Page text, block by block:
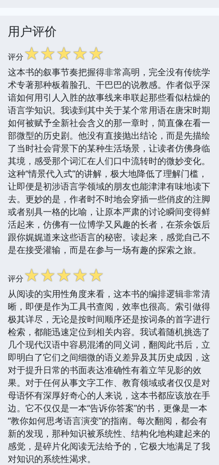
用户评价
评分☆☆☆☆☆
这本书的叙事节奏把握得非常高明，完全没有传统学
术专著那种板着脸孔、干巴巴的说教感。作者似乎深
谙如何用引人入胜的故事线来串联起那些看似枯燥的
语言学知识。我读到其中关于某个常用语在唐宋时期
如何被赋予全新社会含义的那一章时，简直像在看一
部微型的历史剧。他没有直接抛出结论，而是先描绘
了当时社会背景下的某种生活场景，让读者仿佛身临
其境，感受那个词汇在人们口中流转时的微妙变化。
这种“情景代入式”的讲解，极大地降低了理解门槛，
让即便是初涉语言学领域的朋友也能津津有味地读下
去。更妙的是，作者时不时地会穿插一些俏皮的注脚
或者别具一格的比喻，让原本严肃的讨论瞬间变得鲜
活起来，仿佛有一位博学又风趣的长者，在茶余饭后
跟你娓娓道来这些语言的秘密。读起来，感觉自己不
是在接受灌输，而是在参与一场有趣的探索之旅。
评分☆☆☆☆☆
从阅读的实用性角度来看，这本书的编排逻辑非常清
晰，即便是作为工具书查阅，效率也很高。索引做得
极其详尽，无论是按时间顺序还是按词条的首字进行
检索，都能迅速定位到相关内容。我试着随机挑选了
几个现代汉语中容易混淆的同义词，翻阅此书后，立
即明白了它们之间细微的语义差异及其历史成因，这
对于提升日常的书面表达准确性有着立竿见影的效
果。对于任何从事文字工作、教育领域或者仅仅是对
母语怀有深厚好奇心的人来说，这本书都应该放在手
边。它不仅仅是一本“告诉你答案”的书，更像是一本
“教你如何思考语言演变”的指南。每次翻阅，都会有
新的发现，那种知识被系统性、结构化地构建起来的
感觉，是碎片化阅读无法给予的，它极大地满足了我
对知识的系统性渴求。